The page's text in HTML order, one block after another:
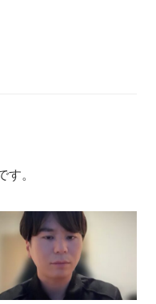
。